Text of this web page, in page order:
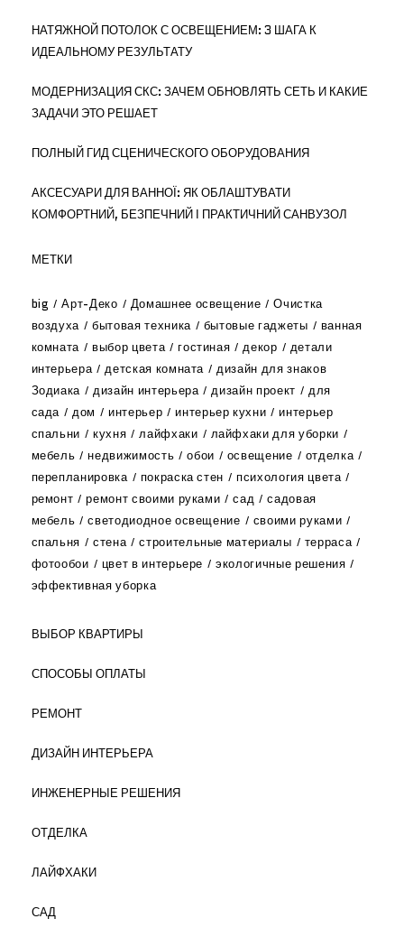
НАТЯЖНОЙ ПОТОЛОК С ОСВЕЩЕНИЕМ: 3 ШАГА К
ИДЕАЛЬНОМУ РЕЗУЛЬТАТУ
МОДЕРНИЗАЦИЯ СКС: ЗАЧЕМ ОБНОВЛЯТЬ СЕТЬ И КАКИЕ
ЗАДАЧИ ЭТО РЕШАЕТ
ПОЛНЫЙ ГИД СЦЕНИЧЕСКОГО ОБОРУДОВАНИЯ
АКСЕСУАРИ ДЛЯ ВАННОЇ: ЯК ОБЛАШТУВАТИ
КОМФОРТНИЙ, БЕЗПЕЧНИЙ І ПРАКТИЧНИЙ САНВУЗОЛ
МЕТКИ
big Арт-Деко Домашнее освещение
Очистка
воздуха
бытовая техника бытовые гаджеты
ванная
комната
выбор цвета гостиная декор
детали
интерьера
детская комната
дизайн для знаков
Зодиака
дизайн интерьера дизайн проект
для
сада
дом интерьер интерьер кухни
интерьер
спальни
кухня лайфхаки
лайфхаки для уборки
мебель
недвижимость обои освещение
отделка
перепланировка
покраска стен
психология цвета
ремонт
ремонт своими руками сад
садовая
мебель
светодиодное освещение
своими руками
спальня
стена строительные материалы
терраса
фотообои
цвет в интерьере
экологичные решения
эффективная уборка
ВЫБОР КВАРТИРЫ
СПОСОБЫ ОПЛАТЫ
РЕМОНТ
ДИЗАЙН ИНТЕРЬЕРА
ИНЖЕНЕРНЫЕ РЕШЕНИЯ
ОТДЕЛКА
ЛАЙФХАКИ
САД